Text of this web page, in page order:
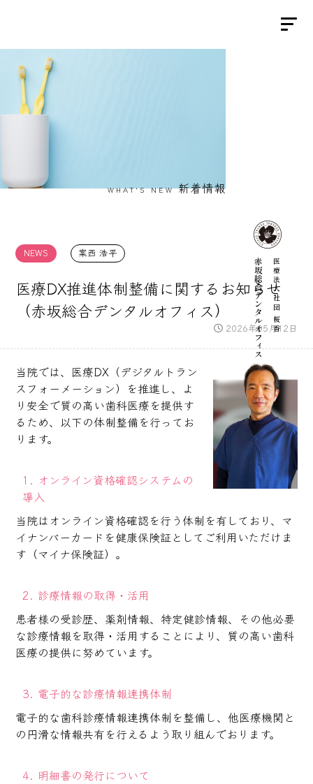
医療法人社団 桜香
赤坂総合デンタルオフィス
WHAT'S NEW新着情報
NEWS 案西 浩平
医療DX推進体制整備に関するお知らせ
（赤坂総合デンタルオフィス）
2026年05月12日
当院では、医療DX（デジタルトラン
スフォーメーション）を推進し、よ
り安全で質の高い歯科医療を提供す
るため、以下の体制整備を行ってお
ります。
1. オンライン資格確認システムの
導入
当院はオンライン資格確認を行う体制を有しており、マ
イナンバーカードを健康保険証としてご利用いただけま
す（マイナ保険証）。
2. 診療情報の取得・活用
患者様の受診歴、薬剤情報、特定健診情報、その他必要
な診療情報を取得・活用することにより、質の高い歯科
医療の提供に努めています。
3. 電子的な診療情報連携体制
電子的な歯科診療情報連携体制を整備し、他医療機関と
の円滑な情報共有を行えるよう取り組んでおります。
4. 明細書の発行について